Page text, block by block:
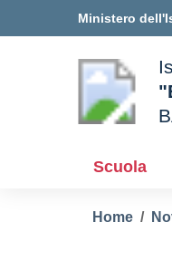
Ministero
scuola
Scuola
Home